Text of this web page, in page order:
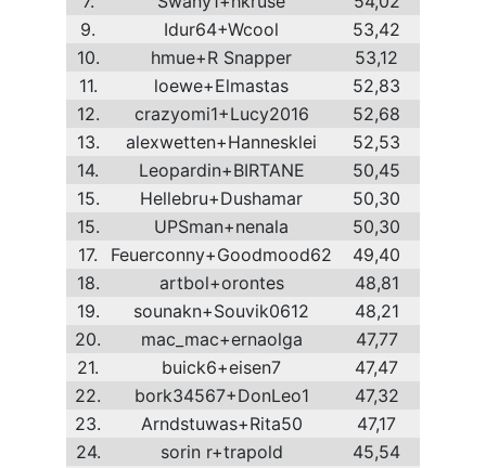
9.
Idur64+Wcool
53,42
10.
hmue+R Snapper
53,12
11.
loewe+Elmastas
52,83
12.
crazyomi1+Lucy2016
52,68
13.
alexwetten+Hannesklei
52,53
14.
Leopardin+BIRTANE
50,45
15.
Hellebru+Dushamar
50,30
15.
UPSman+nenala
50,30
17.
Feuerconny+Goodmood62
49,40
18.
artbol+orontes
48,81
19.
sounakn+Souvik0612
48,21
20.
mac_mac+ernaolga
47,77
21.
buick6+eisen7
47,47
22.
bork34567+DonLeo1
47,32
23.
Arndstuwas+Rita50
47,17
24.
sorin r+trapold
45,54